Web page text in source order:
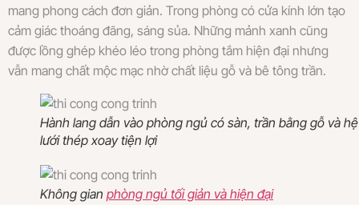
mang phong cách đơn giản. Trong phòng có cửa kính lớn tạo
cảm giác thoáng đãng, sáng sủa. Những mảnh xanh cũng
được lồng ghép khéo léo trong phòng tắm hiện đại nhưng
vẫn mang chất mộc mạc nhờ chất liệu gỗ và bê tông trần.
Hành lang dẫn vào phòng ngủ có sàn, trần bằng gỗ và
lưới thép xoay tiện lợi
Không gian phòng ngủ tối giản và hiện đại